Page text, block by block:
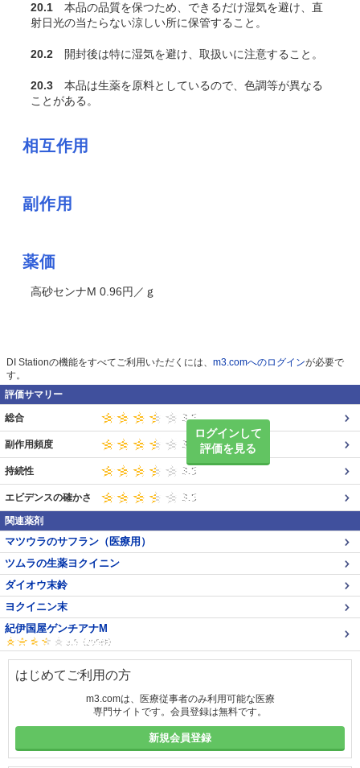
20.1 本品の品質を保つため、できるだけ湿気を避け、直
射日光の当たらない涼しい所に保管すること。
20.2 開封後は特に湿気を避け、取扱いに注意すること。
20.3 本品は生薬を原料としているので、色調等が異なる
ことがある。
相互作用
副作用
薬価
高砂センナM 0.96円／ｇ
DI Stationの機能をすべてご利用いただくには、 m3.comへのログインが必要で
す。
評価サマリー
ログインして
評価を見る
総合
副作用頻度
持続性
エビデンスの確かさ
関連薬剤
マツウラのサフラン（医療用）
ツムラの生薬ヨクイニン
ダイオウ末鈴
ヨクイニン末
紀伊国屋ゲンチアナM
はじめてご利用の方
m3.comは、医療従事者のみ利用可能な医療
専門サイトです。会員登録は無料です。
新規会員登録